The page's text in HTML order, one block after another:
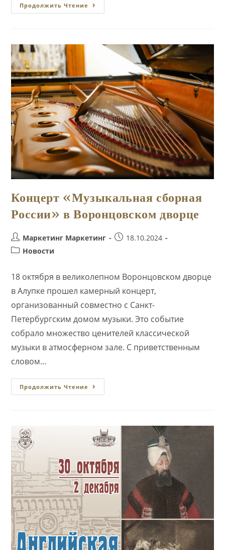
Продолжить Чтение День
Качества
Знаком
Концерт «Музыкальная сборная
России» в Воронцовском дворце
Автор
записи:
Маркетинг Маркетинг
Запись18.10.2024
Рубрика
Новости
18 октября в великолепном Воронцовском дворце
в Алупке прошел камерный концерт,
организованный совместно с Санкт-
Петербургским домом музыки. Это событие
собрало множество ценителей классической
музыки в атмосферном зале. С приветственным
словом…
Продолжить Чтение Концерт
«Музыкальная
Дворце